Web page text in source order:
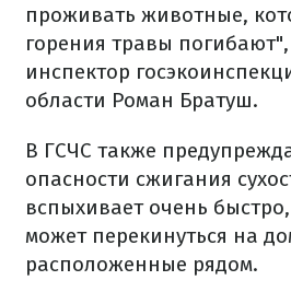
проживать животные,
горения травы погибают",
инспектор
области Роман Братуш.
В ГСЧС также
опасности сжигания
вспыхивает очень
может перекинуться на
расположенные рядом.